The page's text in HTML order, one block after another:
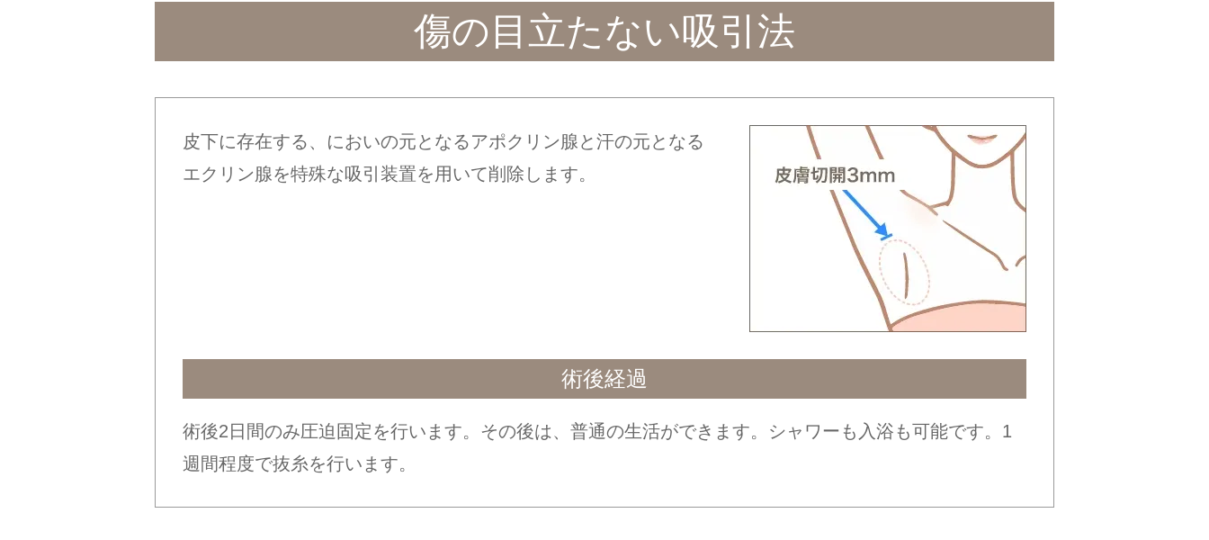
傷の目立たない吸引法
皮下に存在する、においの元となるアポクリン腺と汗の元となる
エクリン腺を特殊な吸引装置を用いて削除します。
術後経過
術後2日間のみ圧迫固定を行います。その後は、普通の生活ができます。シャワーも入浴も可能です。1
週間程度で抜糸を行います。